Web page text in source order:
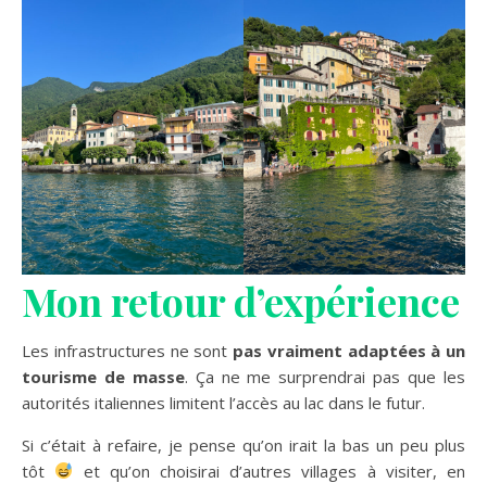
Mon retour d’expérience
Les infrastructures ne sont pas vraiment adaptées à un
tourisme de masse. Ça ne me surprendrai pas que les
autorités italiennes limitent l’accès au lac dans le futur.
Si c’était à refaire, je pense qu’on irait la bas un peu plus
tôt
et qu’on choisirai d’autres villages à visiter, en